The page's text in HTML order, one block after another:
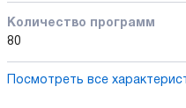
Количество программ
80
Посмотреть все